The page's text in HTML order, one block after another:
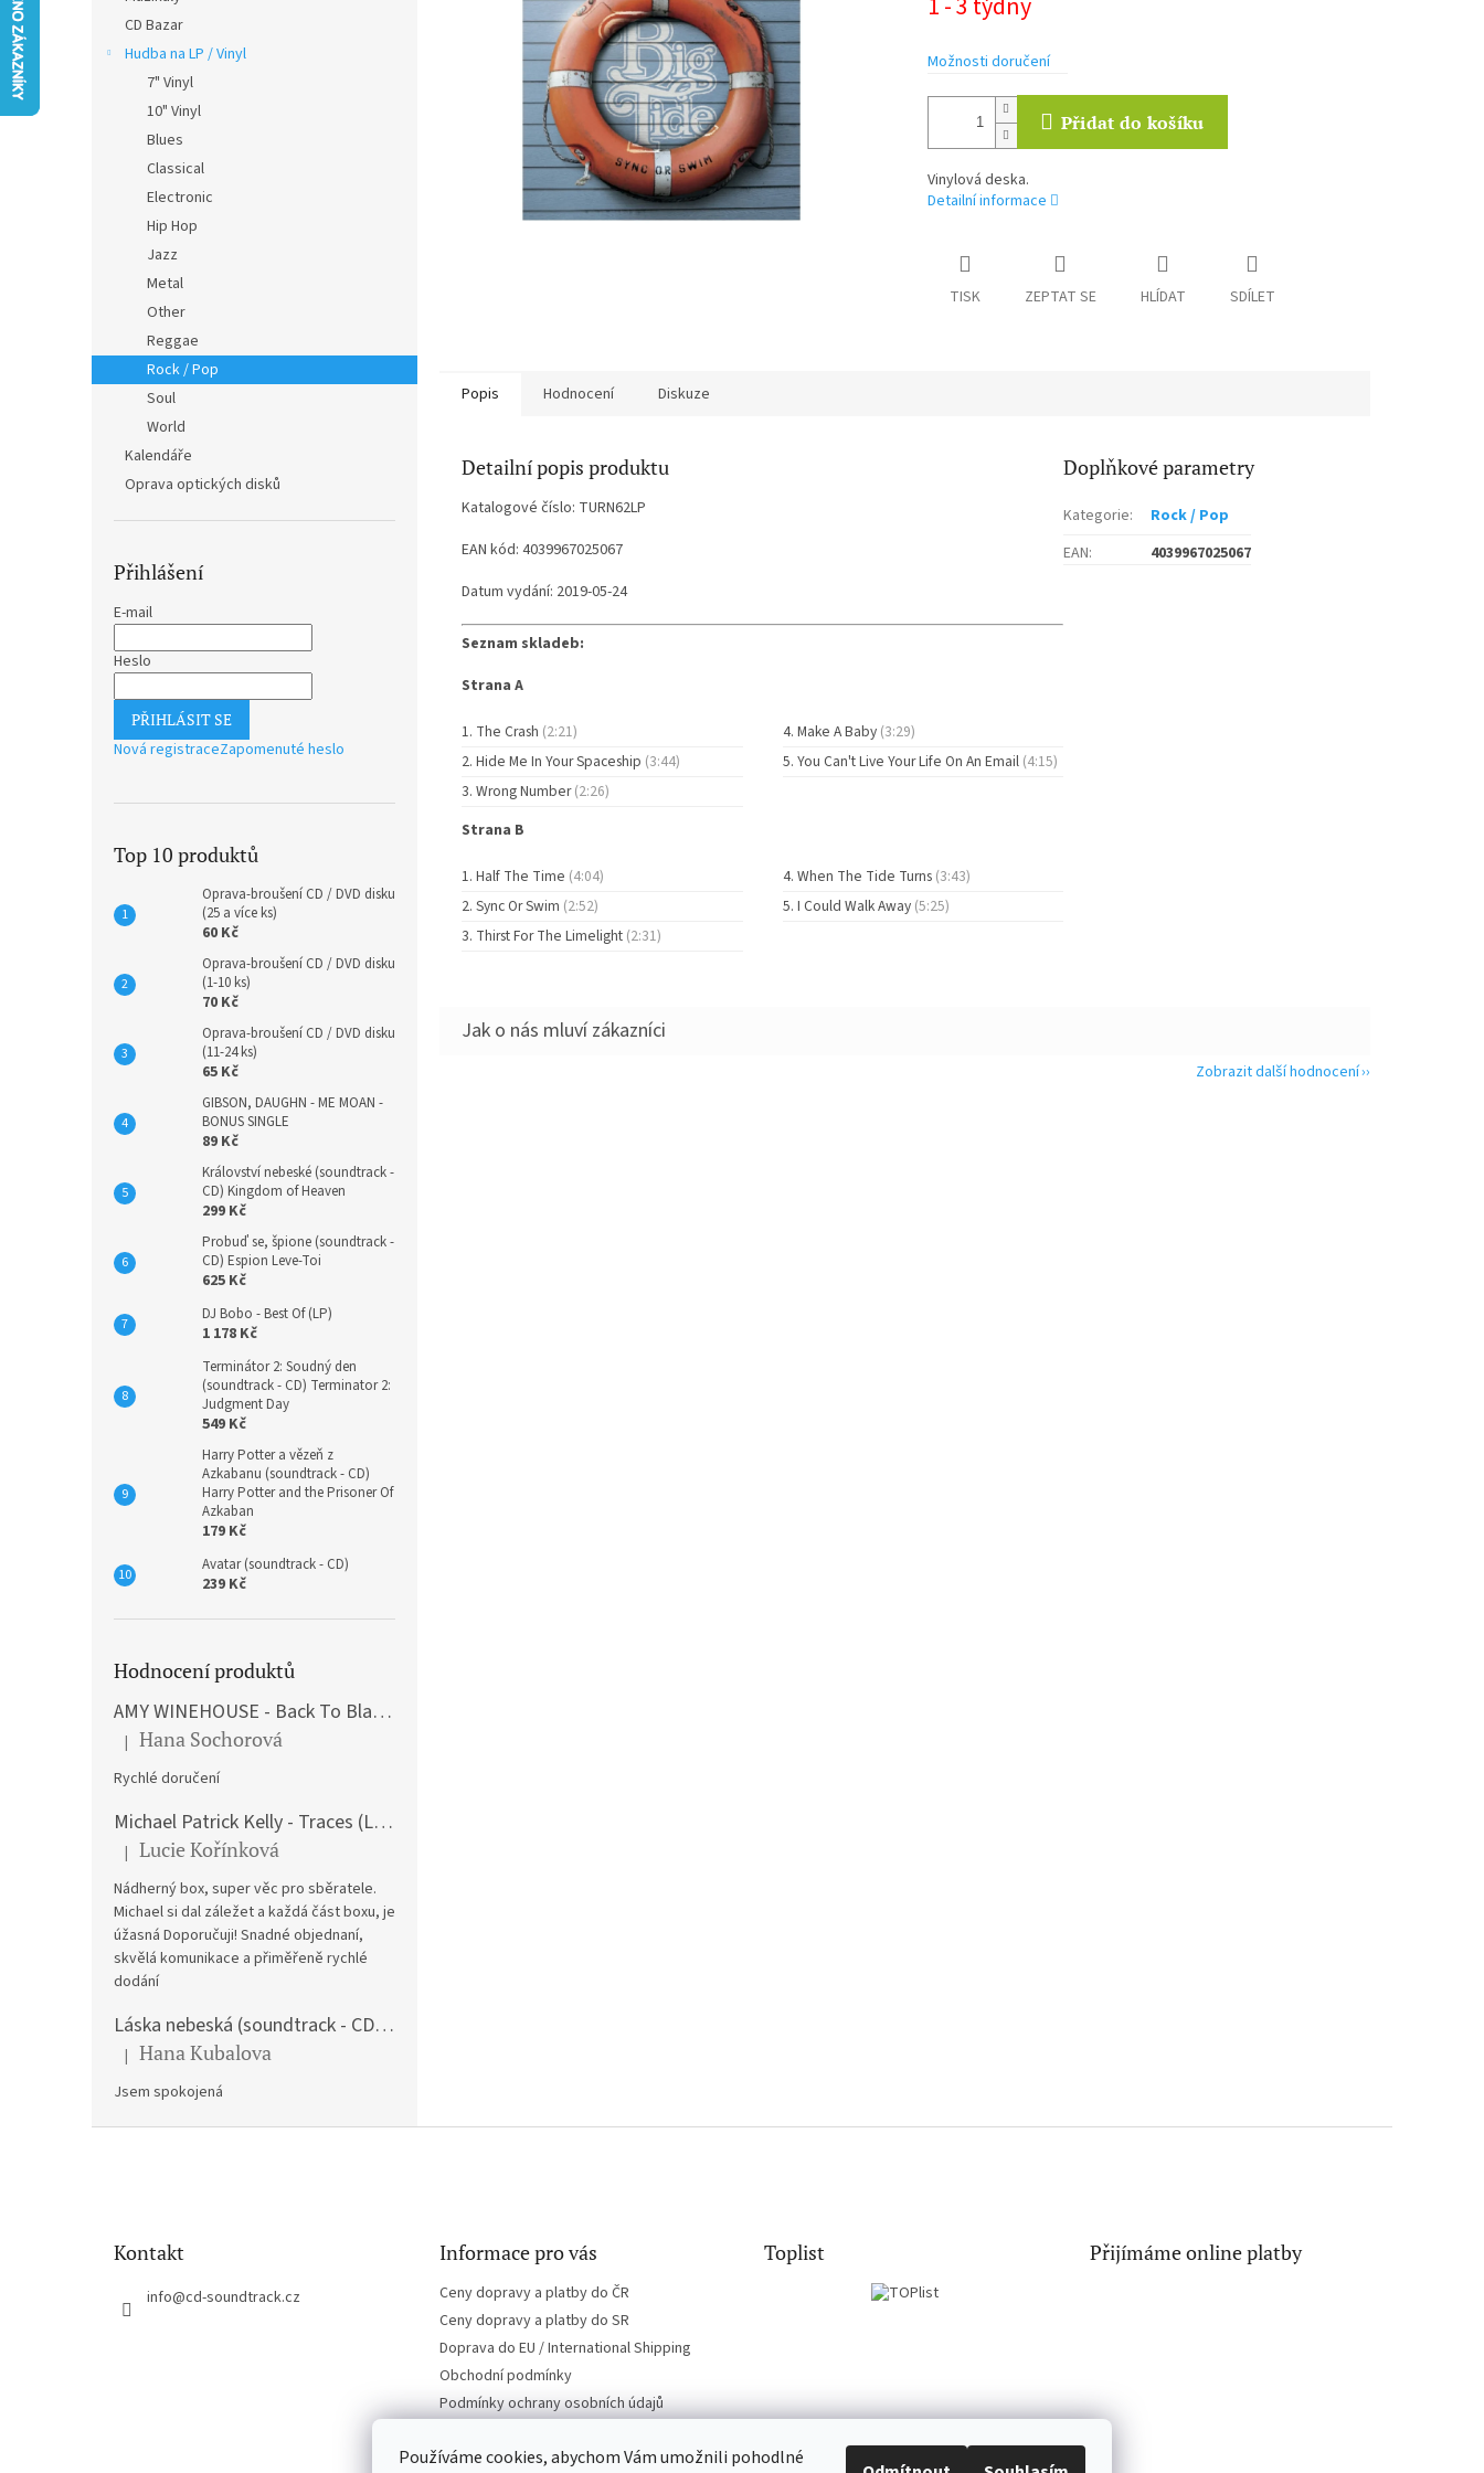
Používáme cookies, abychom Vám umožnili pohodlné
CD Bazar
Hudba na LP / Vinyl
7" Vinyl
10" Vinyl
Blues
Classical
Electronic
Hip Hop
Jazz
Metal
Other
Reggae
Rock / Pop
Soul
World
Kalendáře
Oprava optických disků
Přihlášení
E-mail
Heslo
PŘIHLÁSIT SE
Nová registraceZapomenuté heslo
Top 10 produktů
Oprava-broušení CD / DVD disku
(25 a více ks)
60 Kč
Oprava-broušení CD / DVD disku
(1-10 ks)
70 Kč
Oprava-broušení CD / DVD disku
(11-24 ks)
65 Kč
GIBSON, DAUGHN - ME MOAN -
BONUS SINGLE
89 Kč
Království nebeské (soundtrack -
CD) Kingdom of Heaven
299 Kč
Probuď se, špione (soundtrack -
CD) Espion Leve-Toi
625 Kč
DJ Bobo - Best Of (LP)
1 178 Kč
Terminátor 2: Soudný den
(soundtrack - CD) Terminator 2:
Judgment Day
549 Kč
Harry Potter a vězeň z
Azkabanu (soundtrack - CD)
Harry Potter and the Prisoner Of
Azkaban
179 Kč
Avatar (soundtrack - CD)
239 Kč
Hodnocení produktů
AMY WINEHOUSE - Back To Black (LP)
Hodnocení produktu je 5 z 5 hvězdiček.
| Hana Sochorová
Rychlé doručení
Michael Patrick Kelly - Traces (Limited Edition) (Premium Box-Set) (LP)
Hodnocení produktu je 5 z 5 hvězdiček.
| Lucie Kořínková
Nádherný box, super věc pro sběratele.
Michael si dal záležet a každá část boxu, je
úžasná Doporučuji! Snadné objednaní,
skvělá komunikace a přiměřeně rychlé
dodání
Láska nebeská (soundtrack - CD) Love Actually
Hodnocení produktu je 5 z 5 hvězdiček.
| Hana Kubalova
Jsem spokojená
cena:
1 - 3 týdny
Možnosti doručení
Přidat do košíku
Vinylová deska.
Detailní informace
TISK ZEPTAT SE HLÍDAT SDÍLET
Popis Hodnocení Diskuze
Detailní popis produktu
Katalogové číslo: TURN62LP
EAN kód: 4039967025067
Datum vydání: 2019-05-24
Seznam skladeb:
Strana A
The Crash (2:21)
Hide Me In Your Spaceship (3:44)
Wrong Number(2:26)
Make A Baby (3:29)
You Can't Live Your Life On An Email (4:15)
Strana B
Half The Time (4:04)
Sync Or Swim (2:52)
Thirst For The Limelight (2:31)
When The Tide Turns (3:43)
I Could Walk Away (5:25)
Doplňkové parametry
Kategorie:
Rock / Pop
EAN: 4039967025067
Zobrazit další hodnocení
Kontakt
info@cd-soundtrack.cz
Informace pro vás
Ceny dopravy a platby do ČR
Ceny dopravy a platby do SR
Doprava do EU / International Shipping
Obchodní podmínky
Podmínky ochrany osobních údajů
Toplist Přijímáme online platby